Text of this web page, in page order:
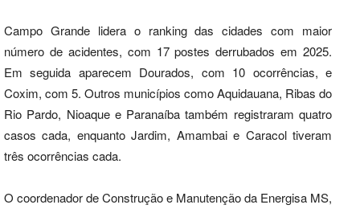
Campo Grande lidera o ranking das cidades com maior
número de acidentes, com 17 postes derrubados em 2025.
Em seguida aparecem Dourados, com 10 ocorrências, e
Coxim, com 5. Outros municípios como Aquidauana, Ribas do
Rio Pardo, Nioaque e Paranaíba também registraram quatro
casos cada, enquanto Jardim, Amambai e Caracol tiveram
três ocorrências cada.
O coordenador de Construção e Manutenção da Energisa MS,